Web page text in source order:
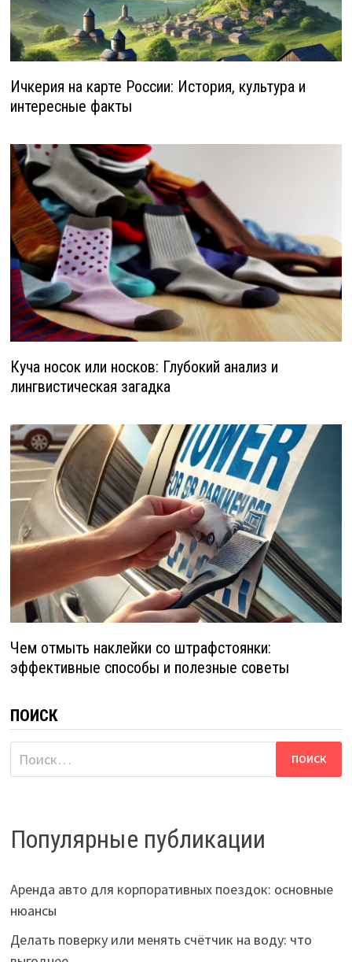
Ичкерия на карте России: История, культура и
интересные факты
Куча носок или носков: Глубокий анализ и
лингвистическая загадка
Чем отмыть наклейки со штрафстоянки:
эффективные способы и полезные советы
ПОИСК
Найти:
Популярные публикации
Аренда авто для корпоративных поездок: основные
нюансы
Делать поверку или менять счётчик на воду: что